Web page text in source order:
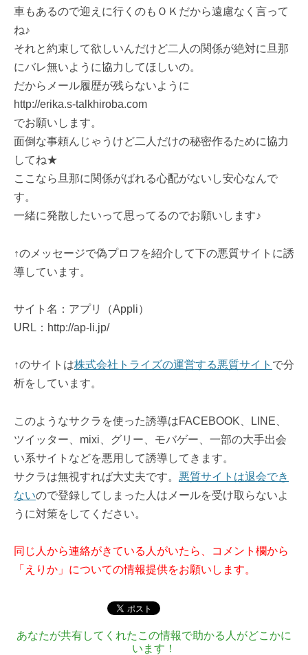
車もあるので迎えに行くのもＯＫだから遠慮なく言って
ね♪
それと約束して欲しいんだけど二人の関係が絶対に旦那
にバレ無いように協力してほしいの。
だからメール履歴が残らないように
http://erika.s-talkhiroba.com
でお願いします。
面倒な事頼んじゃうけど二人だけの秘密作るために協力
してね★
ここなら旦那に関係がばれる心配がないし安心なんで
す。
一緒に発散したいって思ってるのでお願いします♪
↑のメッセージで偽プロフを紹介して下の悪質サイトに誘
導しています。
サイト名：アプリ（Appli）
URL：http://ap-li.jp/
↑のサイトは株式会社トライズの運営する悪質サイト で分
析をしています。
このようなサクラを使った誘導はFACEBOOK、LINE、
ツイッター、mixi、グリー、モバゲー、一部の大手出会
い系サイトなどを悪用して誘導してきます。
サクラは無視すれば大丈夫です。 悪質サイトは退会でき
ないので登録してしまった人はメールを受け取らないよ
うに対策をしてください。
同じ人から連絡がきている人がいたら、コメント欄から
「えりか」についての情報提供をお願いします。
あなたが共有してくれたこの情報で助かる人がどこかに
います！